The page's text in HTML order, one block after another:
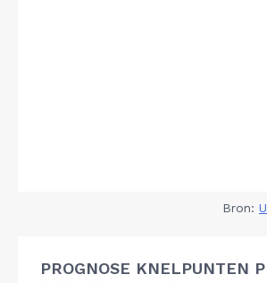
Bron:
PROGNOSE KNELPUNTEN